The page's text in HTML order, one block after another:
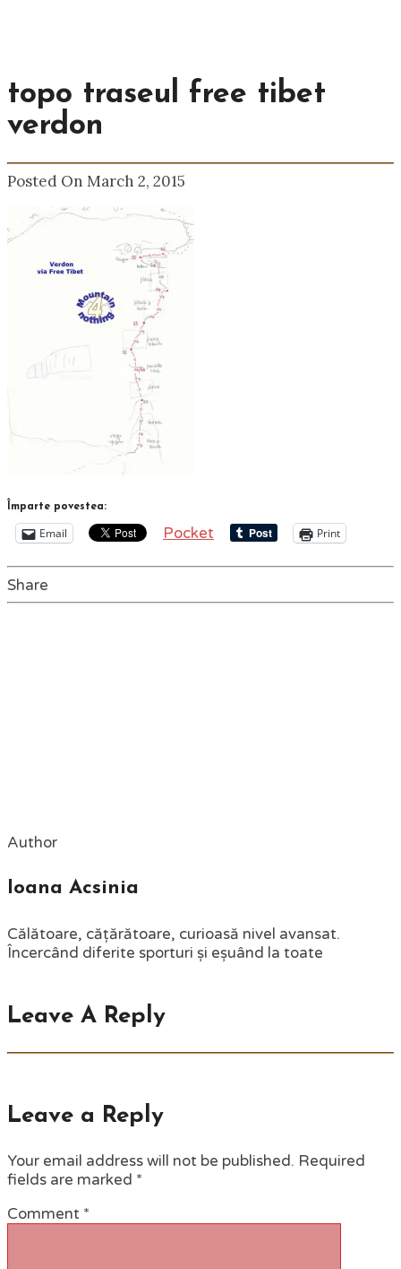
topo traseul free tibet
verdon
Posted On March 2, 2015
Împarte povestea:
Email Pocket Print
Share
Author
Ioana Acsinia
Călătoare, cățărătoare, curioasă nivel avansat.
Încercând diferite sporturi și eșuând la toate
Leave A Reply
Leave a Reply
Your email address will not be published. Required
fields are marked *
Comment *